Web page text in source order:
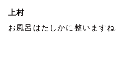
上村
お風呂はたしかに整います